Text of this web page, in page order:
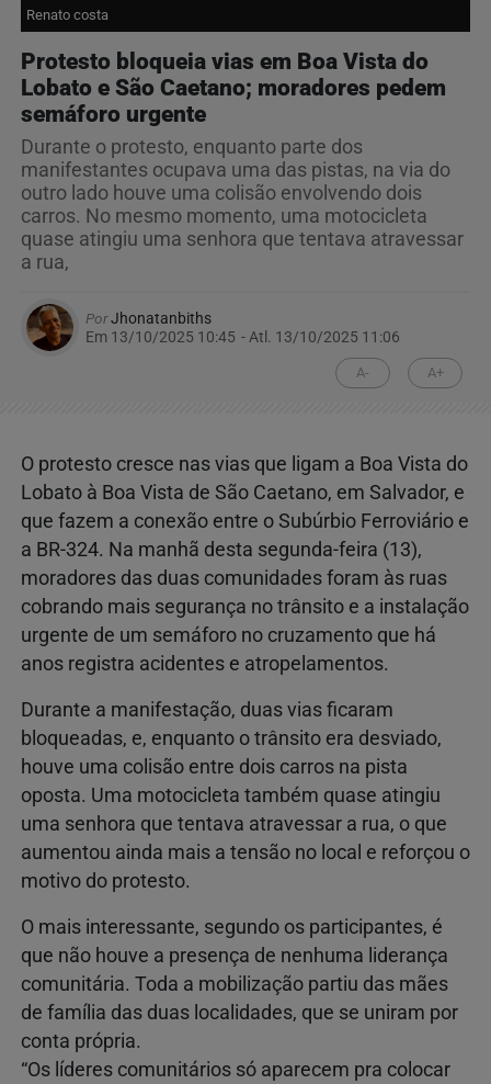
Renato costa
Protesto bloqueia vias em Boa Vista do
Lobato e São Caetano; moradores pedem
semáforo urgente
Durante o protesto, enquanto parte dos
manifestantes ocupava uma das pistas, na via do
outro lado houve uma colisão envolvendo dois
carros. No mesmo momento, uma motocicleta
quase atingiu uma senhora que tentava atravessar
a rua,
PorJhonatanbiths
Em 13/10/2025 10:45 - Atl. 13/10/2025 11:06
A- A+
O protesto cresce nas vias que ligam a Boa Vista do
Lobato à Boa Vista de São Caetano, em Salvador, e
que fazem a conexão entre o Subúrbio Ferroviário e
a BR-324. Na manhã desta segunda-feira (13),
moradores das duas comunidades foram às ruas
cobrando mais segurança no trânsito e a instalação
urgente de um semáforo no cruzamento que há
anos registra acidentes e atropelamentos.
Durante a manifestação, duas vias ficaram
bloqueadas, e, enquanto o trânsito era desviado,
houve uma colisão entre dois carros na pista
oposta. Uma motocicleta também quase atingiu
uma senhora que tentava atravessar a rua, o que
aumentou ainda mais a tensão no local e reforçou o
motivo do protesto.
O mais interessante, segundo os participantes, é
que não houve a presença de nenhuma liderança
comunitária. Toda a mobilização partiu das mães
de família das duas localidades, que se uniram por
conta própria.
“Os líderes comunitários só aparecem pra colocar